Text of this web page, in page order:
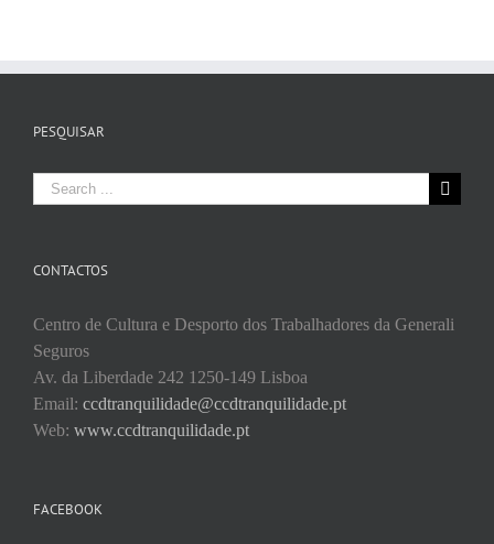
PESQUISAR
Search
for:
CONTACTOS
Centro de Cultura e Desporto dos Trabalhadores da Generali
Seguros
Av. da Liberdade 242 1250-149 Lisboa
Email: ccdtranquilidade@ccdtranquilidade.pt
Web: www.ccdtranquilidade.pt
FACEBOOK